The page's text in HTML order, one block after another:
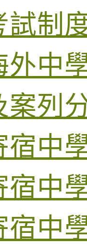
試制
外中
案列
宿中
宿中
宿中